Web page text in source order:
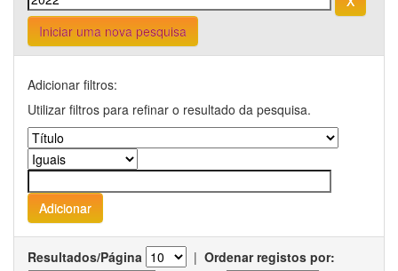
Iniciar uma nova pesquisa
Adicionar filtros:
Utilizar filtros para refinar o resultado da pesquisa.
Resultados/Página | Ordenar registos por: